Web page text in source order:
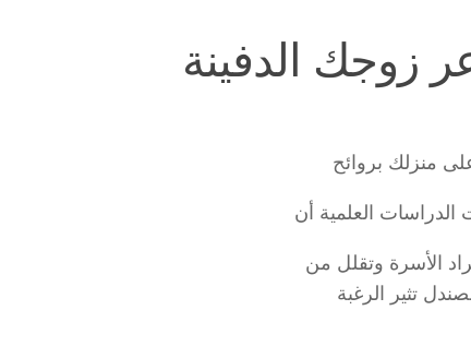
زوجك الدفينة
منزلك بروائح
الدراسات العلمية أن
الأسرة وتقلل من
تثير الرغبة